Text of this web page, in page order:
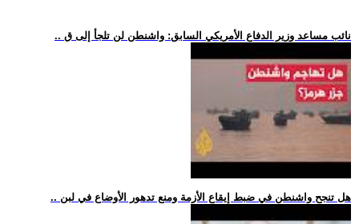
.. نائب مساعد وزير الدفاع الأمريكي السابق: واشنطن لن تلجأ إلى ق
.. هل تنجح واشنطن في ضبط إيقاع الأزمة ومنع تدهور الأوضاع في لبن